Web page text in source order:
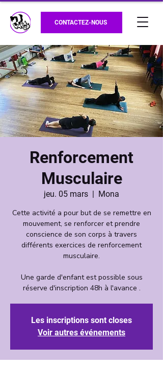
CONTACTEZ-NOUS
Renforcement
Musculaire
jeu. 05 mars
  |
Mona
Cette activité a pour but de se remettre en
mouvement, se renforcer et prendre
conscience de son corps à travers
différents exercices de renforcement
musculaire.
Une garde d'enfant est possible sous
Les inscriptions sont closes
Voir autres événements